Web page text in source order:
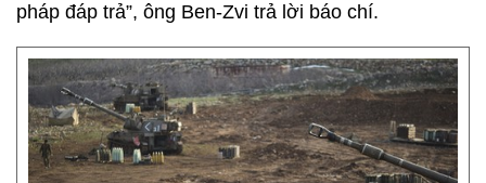
pháp đáp trả”, ông Ben-Zvi trả lời báo chí.